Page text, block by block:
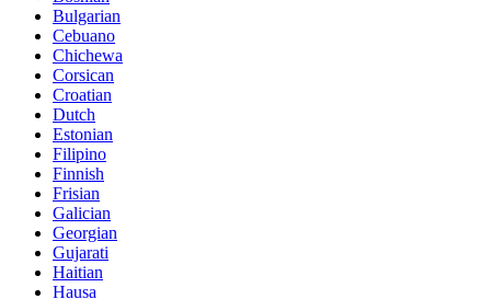
Bulgarian
Cebuano
Chichewa
Corsican
Croatian
Dutch
Estonian
Filipino
Finnish
Frisian
Galician
Georgian
Gujarati
Haitian
Hausa